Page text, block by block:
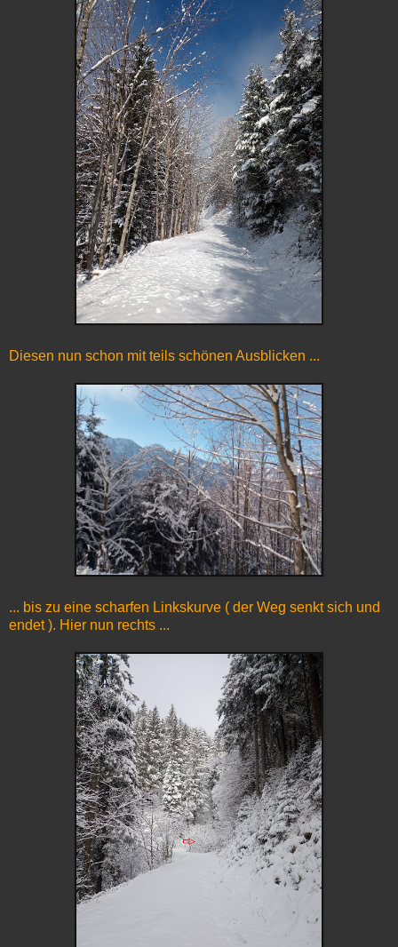
Diesen nun schon mit teils schönen Ausblicken ...
... bis zu eine scharfen Linkskurve ( der Weg senkt sich und
endet ). Hier nun rechts ...